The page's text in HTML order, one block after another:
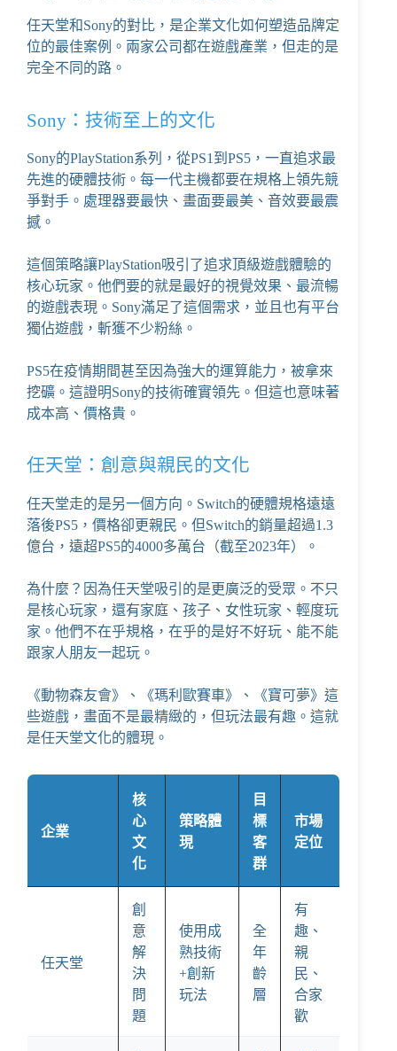
任天堂和Sony的對比，是企業文化如何塑造品牌定
位的最佳案例。兩家公司都在遊戲產業，但走的是
完全不同的路。
Sony：技術至上的文化
Sony的PlayStation系列，從PS1到PS5，一直追求最
先進的硬體技術。每一代主機都要在規格上領先競
爭對手。處理器要最快、畫面要最美、音效要最震
撼。
這個策略讓PlayStation吸引了追求頂級遊戲體驗的
核心玩家。他們要的就是最好的視覺效果、最流暢
的遊戲表現。Sony滿足了這個需求，並且也有平台
獨佔遊戲，斬獲不少粉絲。
PS5在疫情期間甚至因為強大的運算能力，被拿來
挖礦。這證明Sony的技術確實領先。但這也意味著
成本高、價格貴。
任天堂：創意與親民的文化
任天堂走的是另一個方向。Switch的硬體規格遠遠
落後PS5，價格卻更親民。但Switch的銷量超過1.3
億台，遠超PS5的4000多萬台（截至2023年）。
為什麼？因為任天堂吸引的是更廣泛的受眾。不只
是核心玩家，還有家庭、孩子、女性玩家、輕度玩
家。他們不在乎規格，在乎的是好不好玩、能不能
跟家人朋友一起玩。
《動物森友會》、《瑪利歐賽車》、《寶可夢》這
些遊戲，畫面不是最精緻的，但玩法最有趣。這就
是任天堂文化的體現。
企業
核
心
文
化
策略體
現
目
標
客
群
市場
定位
任天堂
創
意
解
決
問
題
使用成
熟技術
+創新
玩法
全
年
齡
層
有
趣、
親
民、
合家
歡